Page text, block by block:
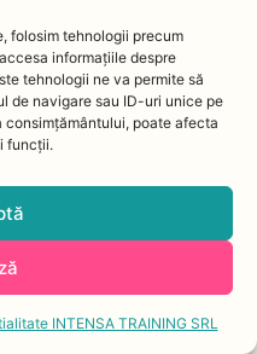
folosim tehnologii precum
informațiile despre
tehnologii ne va permite să
de navigare sau ID-uri unice pe
poate afecta
funcții.
INTENSA TRAINING SRL
daune sau pierderi
acestor Servicii
acțiunile întreprinse de
principiilor
informare și pentru
respecte cu strictețe